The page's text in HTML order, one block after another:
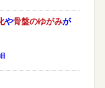
や骨盤のゆがみが